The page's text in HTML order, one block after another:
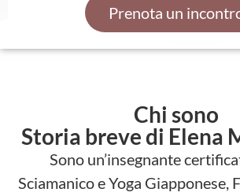
Prenota un
Chi sono
Storia breve di Elena
Sono un’insegnante
Sciamanico e Yoga Giapponese,